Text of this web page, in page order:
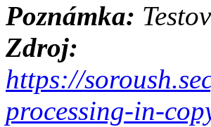
Poznámka:
Zdroj:
https://
processing-in-